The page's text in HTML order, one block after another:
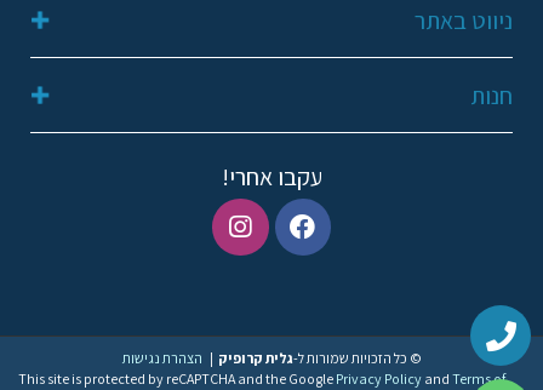
052-2311648
galit249@gmail.com
קריית שמונה
ניווט באתר
דף הבית
אודות
חנות
עקבו אחרי!
© כל הזכויות שמורות ל-גלית קרופיק | הצהרת נגישות
This site is protected by reCAPTCHA and the Google Privacy Policy and Terms of